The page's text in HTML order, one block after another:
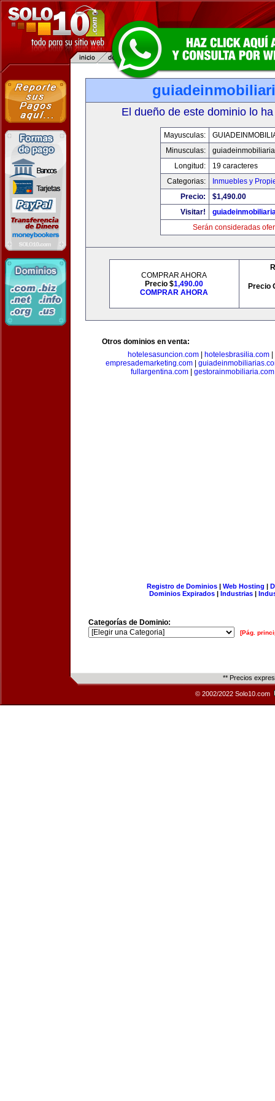
El dueño de este dominio lo
Mayusculas:
Minusculas:
Longitud:
19 caracteres
Categorias:
Inmuebles y
Precio:
$1,490.00
Visitar!
Serán consideradas
COMPRAR AHORA
Precio $1,490.00
COMPRAR AHORA
Precio
Otros dominios en venta:
hotelesasuncion.com| hotelesbrasilia.com|
empresademarketing.com|
fullargentina.com
gestorainmobiliaria.com
Registro de Dominios| Web Hosting |
Dominios Expirados | Industrias |
Categorías de Dominio:
[Pág.
** Precios
© 2002/2022 Solo10.com